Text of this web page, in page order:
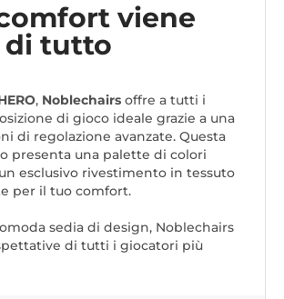
viene
di tutto
, Noblechairs offre a tutti i
di gioco ideale grazie a una
di regolazione avanzate. Questa
presenta una palette di colori
esclusivo rivestimento in tessuto
per il tuo comfort.
sedia di design, Noblechairs
di tutti i giocatori più